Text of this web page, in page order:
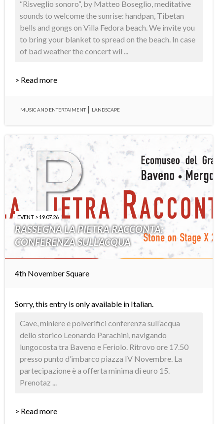
“Risveglio sonoro“, by Matteo Boseglio, meditative
sounds to welcome the sunrise: handpan, Tibetan
bells and gongs on Villa Fedora beach. We invite you
to bring your blanket to spread on the beach. In case
of bad weather the concert wil ...
> Read more
MUSIC AND ENTERTAIMENT LANDSCAPE
EVENT > 19.07.26
RASSEGNA LA PIETRA RACCONTA:
CONFERENZA SULL’ACQUA
4th November Square
Sorry, this entry is only available in Italian.
Cave, miniere e polverifici conferenza sull’acqua
dello storico Leonardo Parachini, navigando
lungocosta tra Baveno e Feriolo. Ritrovo ore 17.50
presso punto d’imbarco piazza IV Novembre. La
partecipazione è a offerta minima di euro 15.
Prenotaz ...
> Read more